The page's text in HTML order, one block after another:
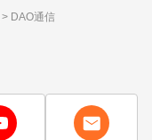
DAO通信